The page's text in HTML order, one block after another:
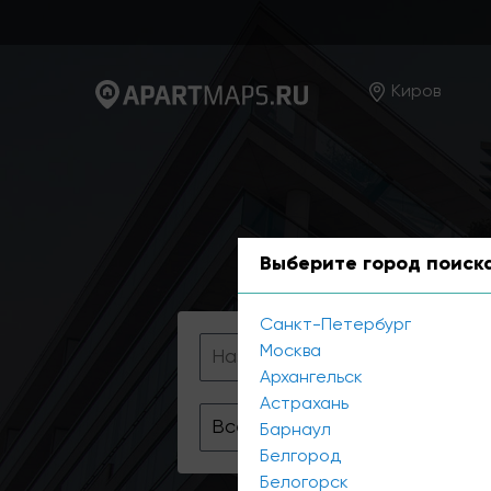
Киров
Все районы
Выберите город
Санкт-Петербург
Москва
Архангельск
Астрахань
Барнаул
Белгород
Белогорск